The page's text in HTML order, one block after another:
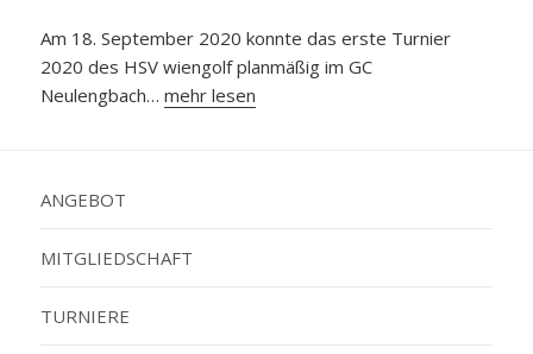
Am 18. September 2020 konnte das erste Turnier
2020 des HSV wiengolf planmäßig im GC
Neulengbach…mehr lesen
ANGEBOT
MITGLIEDSCHAFT
TURNIERE